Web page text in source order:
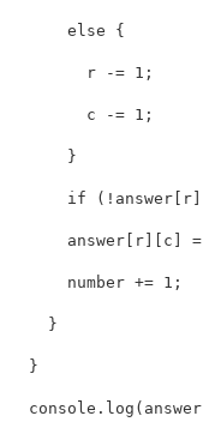
else {
        r
-= 1 ;
        c
-= 1 ;
}
if ( ! answer r
      answer
r c =
      number
+= 1 ;
}
}
  console
. log ( answer